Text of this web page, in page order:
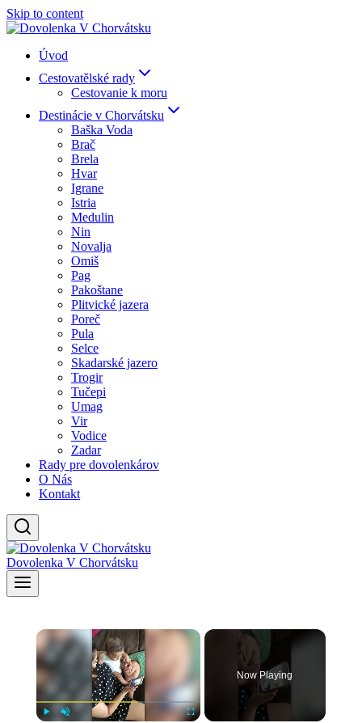
Skip to content
Úvod
Cestovatělské rady
Cestovanie k moru
Destinácie v Chorvátsku
Baška Voda
Brač
Brela
Hvar
Igrane
Istria
Medulin
Nin
Novalja
Omiš
Pag
Pakoštane
Plitvické jazera
Poreč
Pula
Selce
Skadarské jazero
Trogir
Tučepi
Umag
Vir
Vodice
Zadar
Rady pre dovolenkárov
O Nás
Kontakt
Dovolenka V Chorvátsku
×
Now Playing